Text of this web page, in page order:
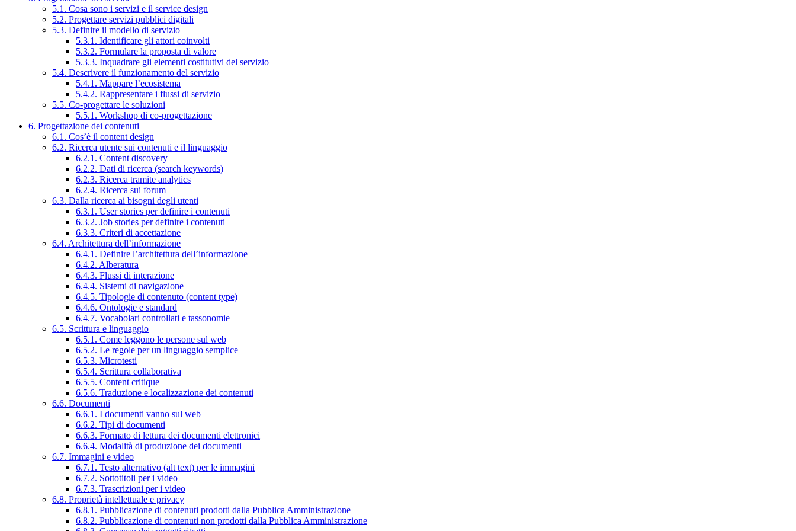
5.1. Cosa sono i servizi e il service design
5.2. Progettare servizi pubblici digitali
5.3. Definire il modello di servizio
5.3.1. Identificare gli attori coinvolti
5.3.2. Formulare la proposta di valore
5.3.3. Inquadrare gli elementi costitutivi del servizio
5.4. Descrivere il funzionamento del servizio
5.4.1. Mappare l’ecosistema
5.4.2. Rappresentare i flussi di servizio
5.5. Co-progettare le soluzioni
5.5.1. Workshop di co-progettazione
6. Progettazione dei contenuti
6.1. Cos’è il content design
6.2. Ricerca utente sui contenuti e il linguaggio
6.2.1. Content discovery
6.2.2. Dati di ricerca (search keywords)
6.2.3. Ricerca tramite analytics
6.2.4. Ricerca sui forum
6.3. Dalla ricerca ai bisogni degli utenti
6.3.1. User stories per definire i contenuti
6.3.2. Job stories per definire i contenuti
6.3.3. Criteri di accettazione
6.4. Architettura dell’informazione
6.4.1. Definire l’architettura dell’informazione
6.4.2. Alberatura
6.4.3. Flussi di interazione
6.4.4. Sistemi di navigazione
6.4.5. Tipologie di contenuto (content type)
6.4.6. Ontologie e standard
6.4.7. Vocabolari controllati e tassonomie
6.5. Scrittura e linguaggio
6.5.1. Come leggono le persone sul web
6.5.2. Le regole per un linguaggio semplice
6.5.3. Microtesti
6.5.4. Scrittura collaborativa
6.5.5. Content critique
6.5.6. Traduzione e localizzazione dei contenuti
6.6. Documenti
6.6.1. I documenti vanno sul web
6.6.2. Tipi di documenti
6.6.3. Formato di lettura dei documenti elettronici
6.6.4. Modalità di produzione dei documenti
6.7. Immagini e video
6.7.1. Testo alternativo (alt text) per le immagini
6.7.2. Sottotitoli per i video
6.7.3. Trascrizioni per i video
6.8. Proprietà intellettuale e privacy
6.8.1. Pubblicazione di contenuti prodotti dalla Pubblica Amministrazione
6.8.2. Pubblicazione di contenuti non prodotti dalla Pubblica Amministrazione